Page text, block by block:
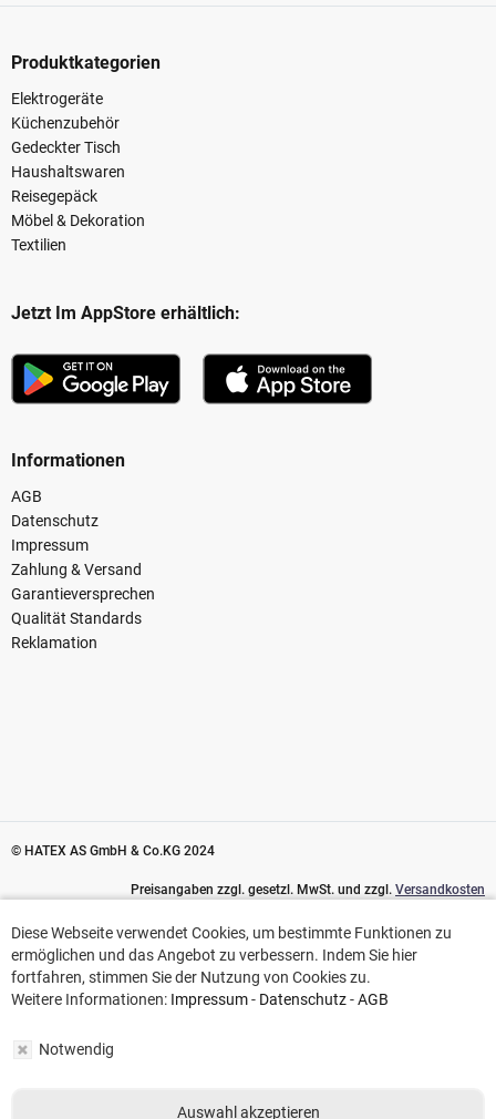
Produktkategorien
Elektrogeräte
Küchenzubehör
Gedeckter Tisch
Haushaltswaren
Reisegepäck
Möbel & Dekoration
Textilien
Jetzt Im AppStore erhältlich:
Informationen
AGB
Datenschutz
Impressum
Zahlung & Versand
Garantieversprechen
Qualität Standards
Reklamation
© HATEX AS GmbH & Co.KG 2024
Preisangaben zzgl. gesetzl. MwSt. und zzgl. Versandkosten
Diese Webseite verwendet Cookies, um bestimmte Funktionen zu
ermöglichen und das Angebot zu verbessern. Indem Sie hier
fortfahren, stimmen Sie der Nutzung von Cookies zu.
Weitere Informationen: Impressum- Datenschutz-AGB
Notwendig
Auswahl akzeptieren
Diese Webseite verwendet Cookies, um bestimmte Funktionen zu
ermöglichen und das Angebot zu verbessern. Indem Sie hier
fortfahren, stimmen Sie der Nutzung von Cookies zu.
Weitere Informationen: Impressum- Datenschutz-AGB
Notwendig
Auswahl akzeptieren